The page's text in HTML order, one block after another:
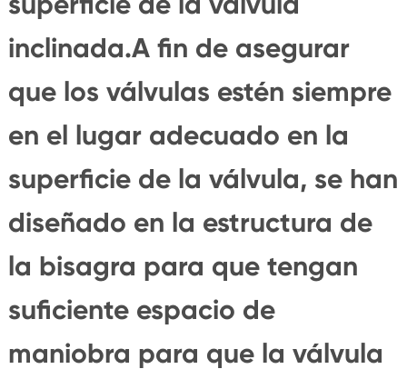
inclinada.A fin de asegurar
que los válvulas estén siempre
en el lugar adecuado en la
superficie de la válvula, se han
diseñado en la estructura de
la bisagra para que tengan
suficiente espacio de
maniobra para que la válvula